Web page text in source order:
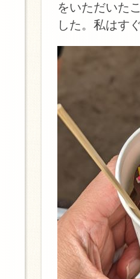
をいただいた
した。私はす